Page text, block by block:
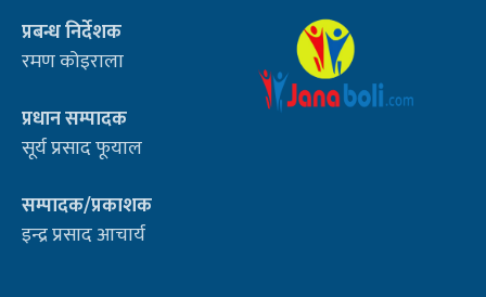
प्रबन्ध निर्देशक
रमण कोइराला
प्रधान सम्पादक
सूर्य प्रसाद फूयाल
सम्पादक/प्रकाशक
इन्द्र प्रसाद आचार्य